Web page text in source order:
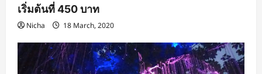
เริ่มต้นที่ 450 บาท
Nicha 18 March, 2020